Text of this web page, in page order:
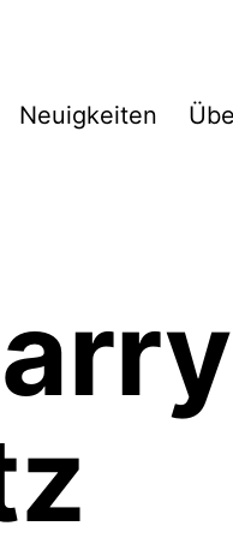
Neuigkeiten